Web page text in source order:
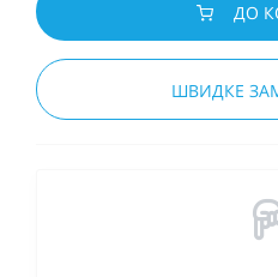
ДО
ШВИДКЕ